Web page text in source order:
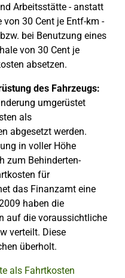
Arbeitsstätte - anstatt
30 Cent je Entf-km -
bei Benutzung eines
von 30 Cent je
absetzen.
des Fahrzeugs:
umgerüstet
als
abgesetzt werden.
in voller Höhe
zum Behinderten-
für
das Finanzamt eine
haben die
auf die voraussichtliche
verteilt. Diese
überholt.
als Fahrtkosten